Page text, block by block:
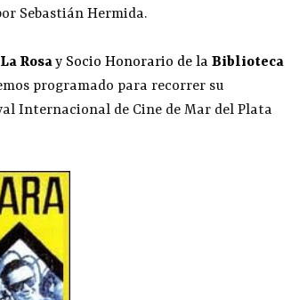
Sebastián Hermida.
Rosay Socio Honorario de la Biblioteca
programado para recorrer su
Internacional de Cine de Mar del Plata